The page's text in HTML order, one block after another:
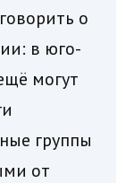
о
в юго-
могут
группы
от